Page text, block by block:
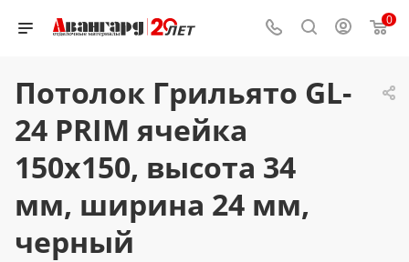
0
Потолок Грильято GL-
24 PRIM ячейка
150x150, высота 34
мм, ширина 24 мм,
черный